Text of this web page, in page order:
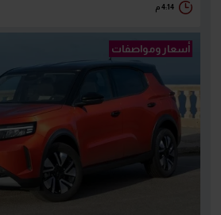
4:14 م
أسعار ومواصفات